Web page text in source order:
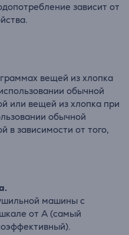
зависит от
вещей из хлопка
обычной
или вещей из хлопка при
обычной
в зависимости от того,
машины с
от A (самый